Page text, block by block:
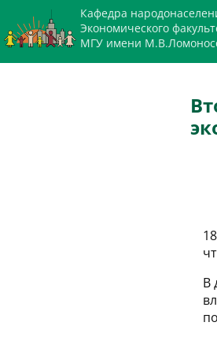
Кафедра
Экономического
МГУ имени
В